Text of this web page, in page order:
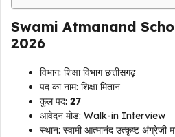
Swami Atmanand
2026
विभाग: शिक्षा विभाग छत्तीसगढ़
पद का नाम: शिक्षा मितान
कुल पद: 27
आवेदन मोड: Walk-in Interview
स्थान: स्वामी आत्मानंद उत्कृष्ट अंग्रेजी